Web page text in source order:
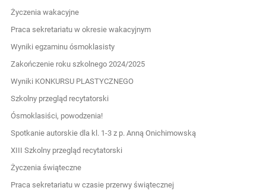
Życzenia wakacyjne
Praca sekretariatu w okresie wakacyjnym
Wyniki egzaminu ósmoklasisty
Zakończenie roku szkolnego 2024/2025
Wyniki KONKURSU PLASTYCZNEGO
Szkolny przegląd recytatorski
Ósmoklasiści, powodzenia!
Spotkanie autorskie dla kl. 1-3 z p. Anną Onichimowską
XIII Szkolny przegląd recytatorski
Życzenia świąteczne
Praca sekretariatu w czasie przerwy świątecznej